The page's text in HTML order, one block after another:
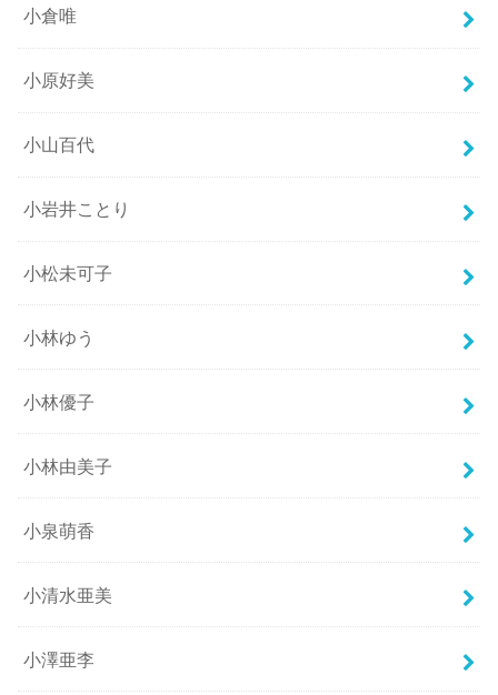
小倉唯
小原好美
小山百代
小岩井ことり
小松未可子
小林ゆう
小林優子
小林由美子
小泉萌香
小清水亜美
小澤亜李